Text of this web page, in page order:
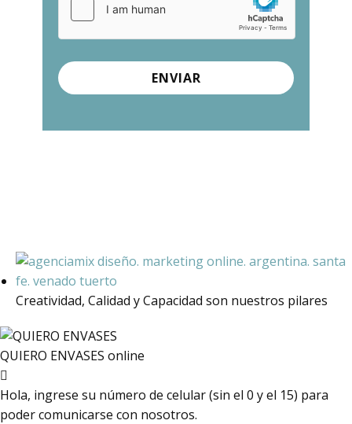
ENVIAR
Creatividad, Calidad y Capacidad son nuestros pilares
QUIERO ENVASES online
Hola, ingrese su número de celular (sin el 0 y el 15) para
poder comunicarse con nosotros.